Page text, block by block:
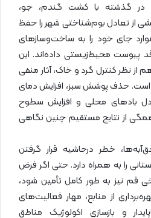
در گذشته با کشت گندم، جو،
از تعادل بوم‌شناختی شهر را حفظ
جای خود را به ساخت‌وسازهای
پیوست محیط‌زیستی داده‌اند. این
از نظر کنترل گرد و خاک، آثار منفی
است. حذف پوشش سبز، افزایش دمای
بادهای محلی و افزایش سطوح
از نتایج مستقیم چنین نگاهی
خطر درحاشیه قرار گرفتن
را به همراه دارد. حتی اگر فرض
قم نیز به طور کامل تأمین شود،
از منابع، مهار فعالیت‌های
و بازسازی اکولوژیک مناطق